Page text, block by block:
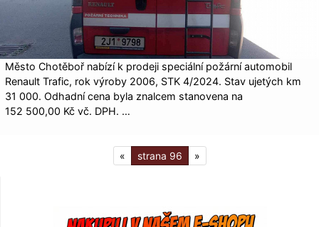
Město Chotěboř nabízí k prodeji speciální požární automobil
Renault Trafic, rok výroby 2006, STK 4/2024. Stav ujetých km
31 000. Odhadní cena byla znalcem stanovena na
152 500,00 Kč vč. DPH. …
« 96 »